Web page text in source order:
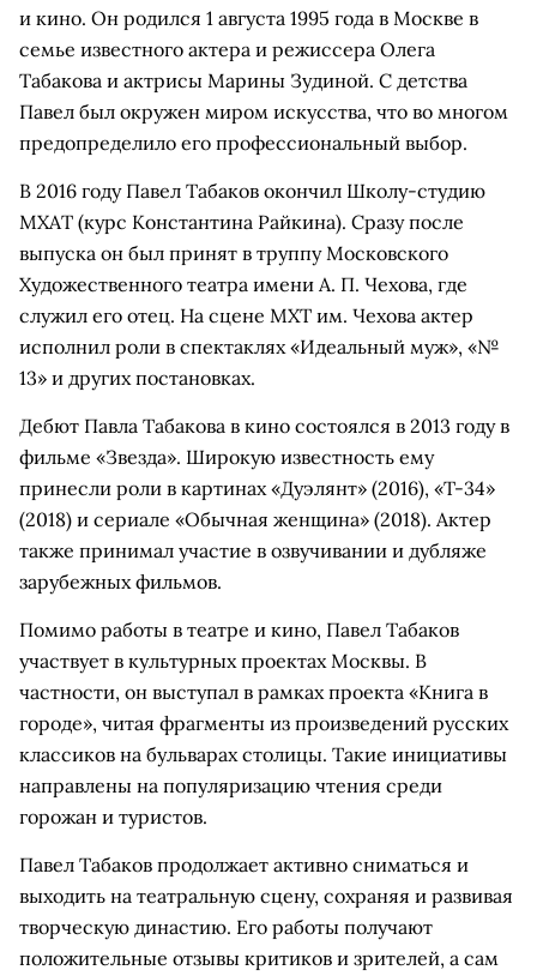
и кино. Он родился 1 августа 1995 года в Москве в
семье известного актера и режиссера Олега
Табакова и актрисы Марины Зудиной. С детства
Павел был окружен миром искусства, что во многом
предопределило его профессиональный выбор.
В 2016 году Павел Табаков окончил Школу-студию
МХАТ (курс Константина Райкина). Сразу после
выпуска он был принят в труппу Московского
Художественного театра имени А. П. Чехова, где
служил его отец. На сцене МХТ им. Чехова актер
исполнил роли в спектаклях «Идеальный муж», «№
13» и других постановках.
Дебют Павла Табакова в кино состоялся в 2013 году в
фильме «Звезда». Широкую известность ему
принесли роли в картинах «Дуэлянт» (2016), «Т-34»
(2018) и сериале «Обычная женщина» (2018). Актер
также принимал участие в озвучивании и дубляже
зарубежных фильмов.
Помимо работы в театре и кино, Павел Табаков
участвует в культурных проектах Москвы. В
частности, он выступал в рамках проекта «Книга в
городе», читая фрагменты из произведений русских
классиков на бульварах столицы. Такие инициативы
направлены на популяризацию чтения среди
горожан и туристов.
Павел Табаков продолжает активно сниматься и
выходить на театральную сцену, сохраняя и развивая
творческую династию. Его работы получают
положительные отзывы критиков и зрителей, а сам